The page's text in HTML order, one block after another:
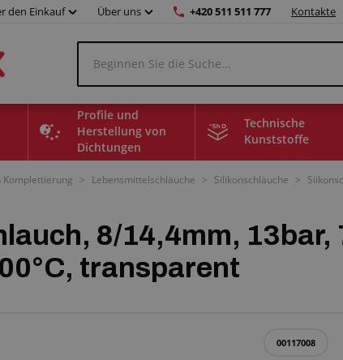
den Einkauf Über uns +420 511 511 777 Kontakte
Profile und
Herstellung von
Dichtungen
Technische
Kunststoffe
Komplettierung > Lebensmittelschläuche > Silikonschläuche >
8/14,4mm,
transparent
00117008